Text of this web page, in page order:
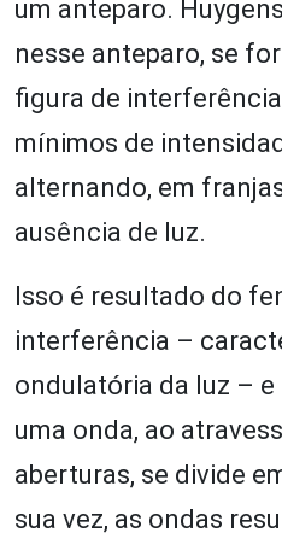
um anteparo.
nesse anteparo, se
figura de
mínimos de
alternando, em
ausência de luz.
Isso é resultado do
interferência –
ondulatória da luz –
uma onda, ao
aberturas, se divide
sua vez, as ondas